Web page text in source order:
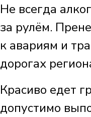
Не всегда
за рулём.
к авариям и
дорогах
Красиво едет
допустимо